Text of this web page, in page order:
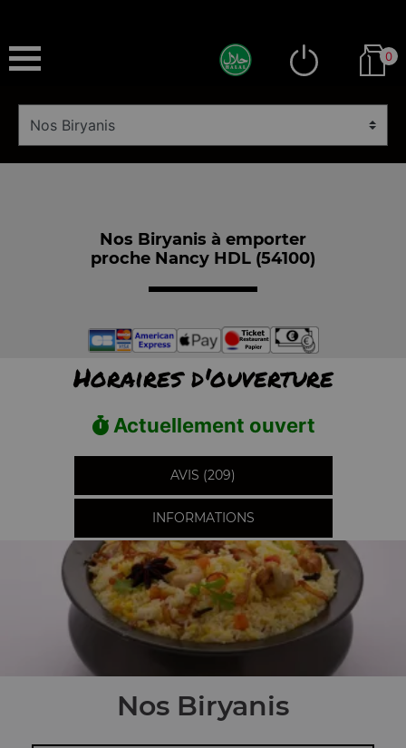
0
Nos Biryanis à emporter
proche Nancy HDL (54100)
Horaires d'ouverture
Actuellement ouvert
AVIS (209)
INFORMATIONS
Nos Biryanis